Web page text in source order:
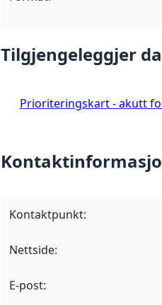
Tilgjengeleggjer
Prioriteringskart - akutt
Kontaktpunkt:
Nettside:
E-post: